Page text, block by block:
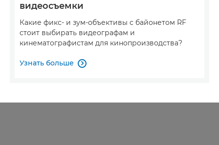
видеосъемки
Какие фикс- и зум-объективы с байонетом RF
стоит выбирать видеографам и
кинематографистам для кинопроизводства?
Узнать больше 